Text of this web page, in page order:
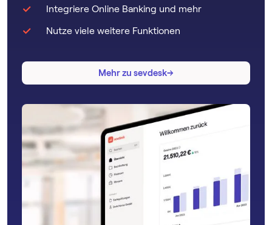
Integriere Online Banking und mehr
Nutze viele weitere Funktionen
Mehr zu sevdesk→
→